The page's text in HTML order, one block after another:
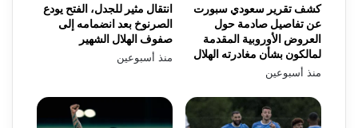
انتقال مثير للجدل، الفتح يودع
الصرنوخ بعد انضمامه إلى
صفوف الهلال الشهير
منذ أسبوعين
كشف تقرير سعودي سبورت
عن تفاصيل صادمة حول
العروض الأوروبية المقدمة
لمالكون بشأن مغادرته الهلال
منذ أسبوعين